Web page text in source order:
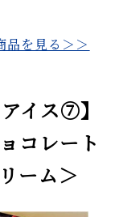
品を見る＞＞
イス⑦】
コレート
ーム＞